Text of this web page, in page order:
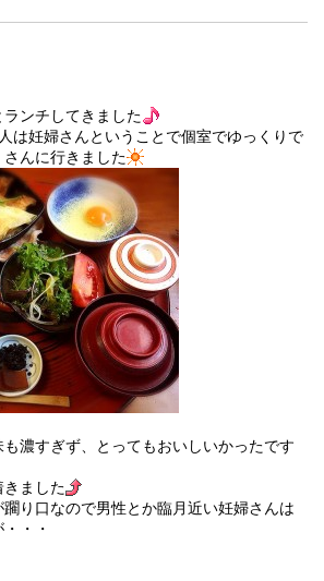
ンチしてきました
は妊婦さんということで個室でゆっくりで
んに行きました
濃すぎず、とってもおいしいかったです
ました
り口なので男性とか臨月近い妊婦さんは
・・